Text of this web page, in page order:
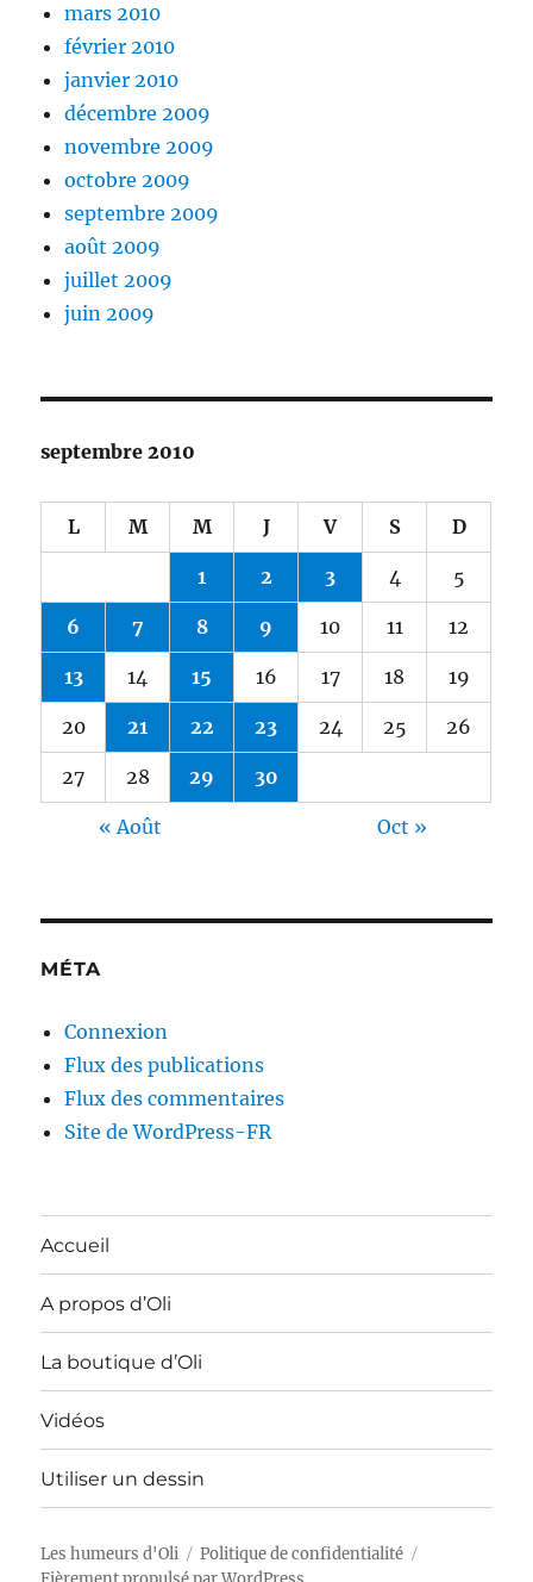
mars 2010
février 2010
janvier 2010
décembre 2009
novembre 2009
octobre 2009
septembre 2009
août 2009
juillet 2009
juin 2009
septembre 2010
L M M J V S D
1 2 3 4 5
6 7 8 9 10 11 12
13 14 15 16 17 18 19
20 21 22 23 24 25 26
27 28 29 30
« Août Oct »
MÉTA
Connexion
Flux des publications
Flux des commentaires
Site de WordPress-FR
Accueil
A propos d’Oli
La boutique d’Oli
Vidéos
Utiliser un dessin
Les humeurs d'Oli
Politique de confidentialité